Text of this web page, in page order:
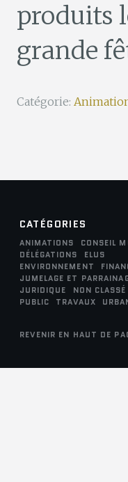
produits
grande
Catégorie:
CATÉGORIES
ANIMATIONS
CONSEIL
DÉLÉGATIONS
ELUS
ENVIRONNEMENT
JUMELAGE ET
JURIDIQUE
NON CLASSÉ
PUBLIC
TRAVAUX
REVENIR EN HAUT DE